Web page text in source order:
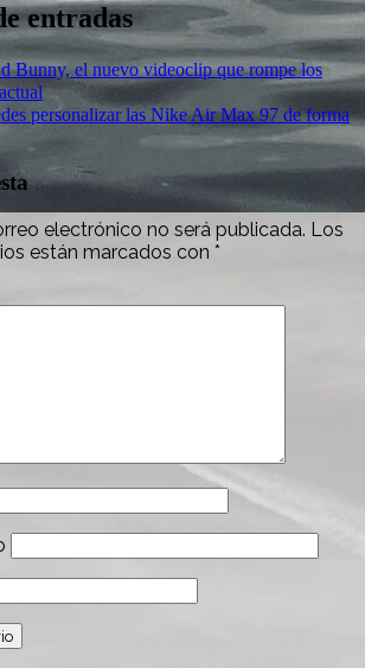
entradas
Bunny, el nuevo videoclip que rompe los
personalizar las Nike Air Max 97 de forma
electrónico no será publicada. Los
están marcados con *